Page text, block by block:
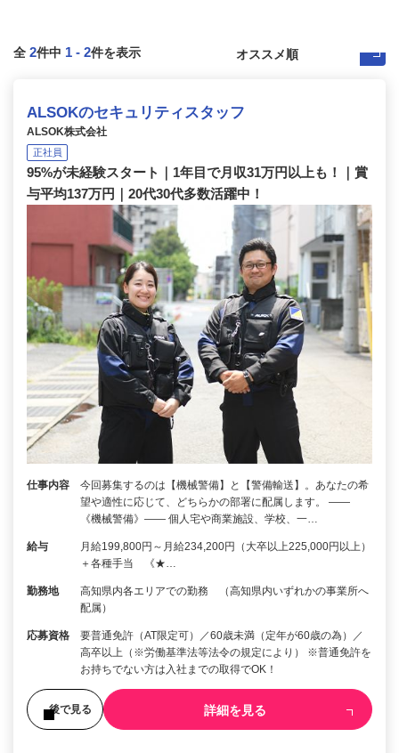
全 2件中 1 - 2件を表示
ALSOKのセキュリティスタッフ
ALSOK株式会社
正社員
95%が未経験スタート｜1年目で月収31万円以上も！｜賞
与平均137万円｜20代30代多数活躍中！
仕事内容
今回募集するのは【機械警備】と【警備輸送】。あなたの希
望や適性に応じて、どちらかの部署に配属します。 ――
《機械警備》―― 個人宅や商業施設、学校、一…
給与
月給199,800円～月給234,200円（大卒以上225,000円以上）
＋各種手当 《★…
勤務地
高知県内各エリアでの勤務 （高知県内いずれかの事業所へ
配属）
応募資格
要普通免許（AT限定可）／60歳未満（定年が60歳の為）／
高卒以上（※労働基準法等法令の規定により） ※普通免許を
お持ちでない方は入社までの取得でOK！
後で見る 詳細を見る